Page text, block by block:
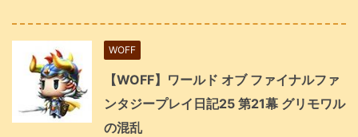
WOFF
【WOFF】ワールド オブ ファイナルファ
ンタジープレイ日記25 第21幕 グリモワル
の混乱